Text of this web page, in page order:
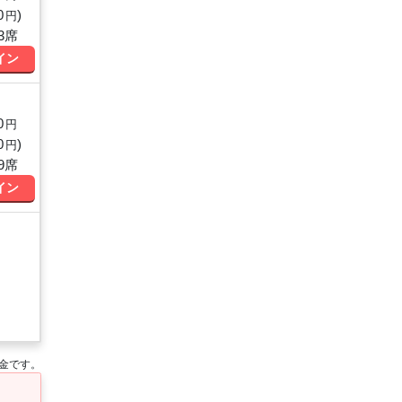
円)
席
ン
円
円)
席
ン
です。